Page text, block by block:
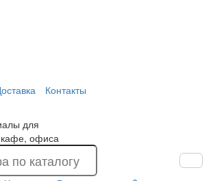
Контакты
для
кафе, офиса